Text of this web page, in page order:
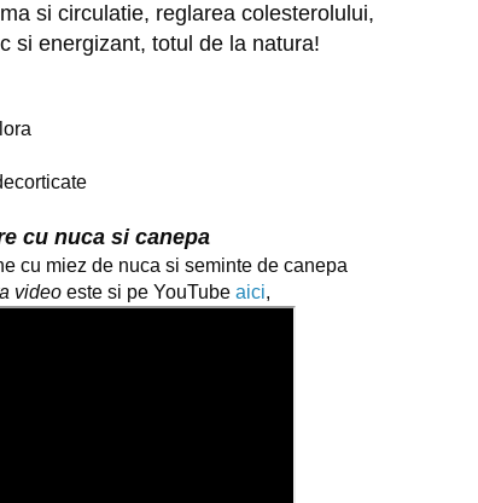
si circulatie, reglarea colesterolului,
si energizant, totul de la natura!
cu nuca si canepa
cu miez de nuca si seminte de canepa
video este si pe YouTube aici,